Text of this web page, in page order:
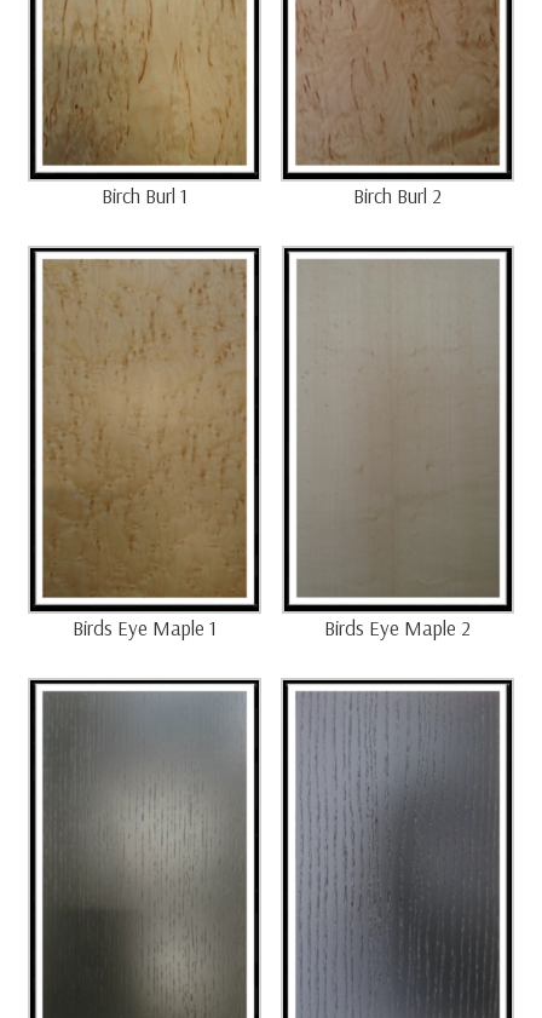
Birch Burl 1 Birch Burl 2
Birds Eye Maple 1 Birds Eye Maple 2